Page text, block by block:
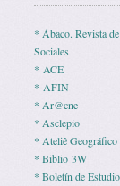
* Ábaco. Revista
Sociales
* ACE
* AFIN
* Ar@cne
* Asclepio
* Ateliê Geográfico
* Biblio 3W
* Boletín de